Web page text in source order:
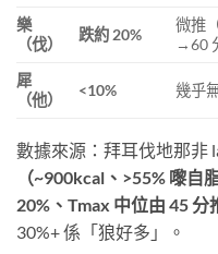
樂
（伐）
跌約 20%
微推
→60
犀
（他）
<10% 幾乎
數據來源：拜耳伐地那非
（~900kcal、>55% 嚟自
20%、Tmax 中位由 45 分
30%+ 係「狼好多」。